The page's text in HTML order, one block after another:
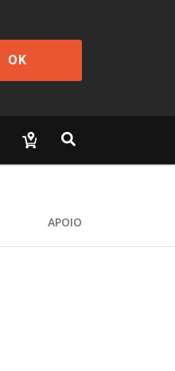
OK
APOIO